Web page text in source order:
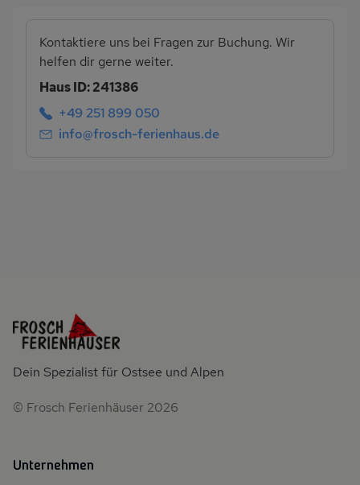
Kontaktiere uns bei Fragen zur Buchung. Wir
helfen dir gerne weiter.
Haus ID: 241386
+49 251 899 050
info@frosch-ferienhaus.de
Dein Spezialist für Ostsee und Alpen
© Frosch Ferienhäuser 2026
Unternehmen